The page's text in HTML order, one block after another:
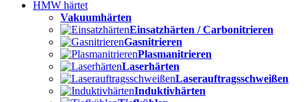
HMW härtet
Vakuumhärten
Einsatzhärten / Carbonitrieren
Gasnitrieren
Plasmanitrieren
Laserhärten
Laserauftragsschweißen
Induktivhärten